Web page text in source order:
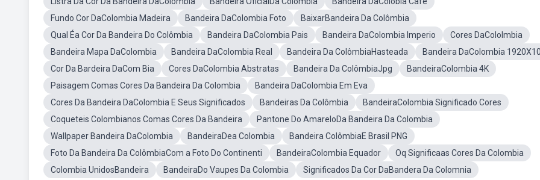
Fundo Cor DaColombia Madeira
Bandeira DaColombia Foto
BaixarBandeira Da Colômbia
Qual Éa Cor Da Bandeira Do Colômbia
Bandeira DaColombia Pais Bandeira DaColombia Imperio
Cores DaCololmbia
Bandeira Mapa DaColombia
Bandeira DaColombia Real Bandeira Da ColômbiaHasteada
Bandeira DaColombia
Cor Da Bardeira DaCom Bia
Cores DaColombia Abstratas Bandeira Da ColômbiaJpg
BandeiraColombia 4K
Paisagem Comas Cores Da Bandeira Da Colombia
Bandeira DaColombia Em Eva
Cores Da Bandeira DaColombia E Seus Significados
Bandeiras Da Colômbia
BandeiraColombia Significado Cores
Coqueteis Colombianos Comas Cores Da Bandeira
Pantone Do AmareloDa Bandeira Da Colombia
Wallpaper Bandeira DaColombia
BandeiraDea Colombia
Bandeira ColômbiaE Brasil PNG
Foto Da Bandeira Da ColômbiaCom a Foto Do Continenti
BandeiraColombia Equador
Oq Significaas Cores Da Colombia
Colombia UnidosBandeira
BandeiraDo Vaupes Da Colombia Significados Da Cor DaBandera Da Colomnia